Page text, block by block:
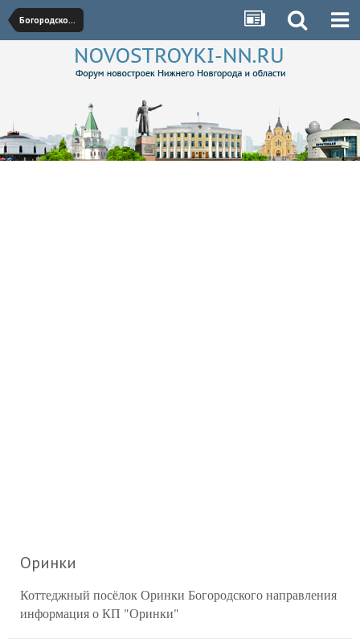
Богородское направление
Оринки
Коттеджный посёлок Оринки Богородского направления
информация о КП "Оринки"